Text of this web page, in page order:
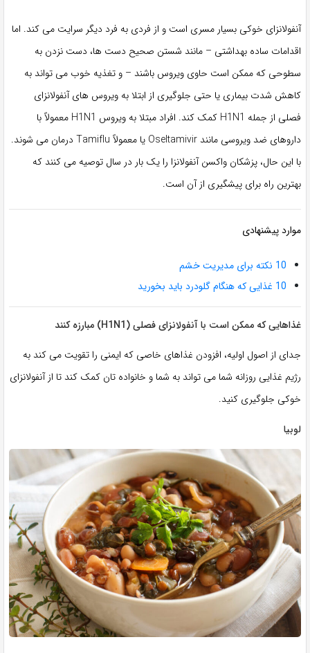
آنفولانزای خوکی بسیار مسری است و از فردی به فرد دیگر سرایت می کند. اما
اقدامات ساده بهداشتی – مانند شستن صحیح دست ها، دست نزدن به
سطوحی که ممکن است حاوی ویروس باشند – و تغذیه خوب می تواند به
کاهش شدت بیماری یا حتی جلوگیری از ابتلا به ویروس های آنفولانزای
فصلی از جمله H1N1 کمک کند. افراد مبتلا به ویروس H1N1 معمولاً با
داروهای ضد ویروسی مانند Oseltamivir یا معمولاً Tamiflu درمان می شوند.
با این حال، پزشکان واکسن آنفولانزا را یک بار در سال توصیه می کنند که
بهترین راه برای پیشگیری از آن است.
موارد پیشنهادی
10 نکته برای مدیریت خشم
10 غذایی که هنگام گلودرد باید بخورید
غذاهایی که ممکن است با آنفولانزای فصلی (H1N1) مبارزه کنند
جدای از اصول اولیه، افزودن غذاهای خاصی که ایمنی را تقویت می کند به
رژیم غذایی روزانه شما می تواند به شما و خانواده تان کمک کند تا از آنفولانزای
خوکی جلوگیری کنید.
لوبیا